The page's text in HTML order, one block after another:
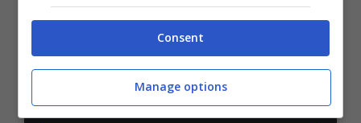
BONUS PLANETWIN365: FINO A 2050€
Planetwin365: 2050€ per sport e scommesse
Iscrivendoti a PlanetWin365 ricevi: 100% fino a 2000€
in Bonus Scommesse + 100% fino a 50€ in Bonus
Sport
2050€
Consent
Manage options